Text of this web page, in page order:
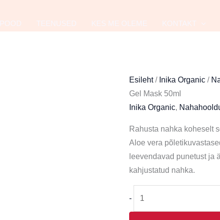
POOD TEENUSED KES ME OLEME KONTAKT
Esileht/ Inika Organic /
Gel Mask 50ml
Inika Organic,
Rahusta nahka koheselt
Aloe vera
leevendavad punetust ja
kahjustatud nahka.
-
Organic
Soothing
50ml
kogus